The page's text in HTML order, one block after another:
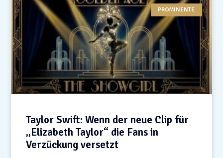
PROMINENTE
Taylor Swift: Wenn der neue Clip für
„Elizabeth Taylor“ die Fans in
Verzückung versetzt